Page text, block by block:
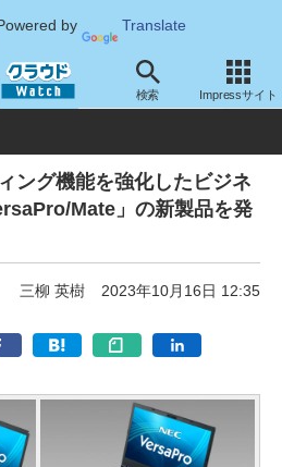
by Translate
検索 Impressサイト
ンフラ ハードウェア PC
ング機能を強化したビジネ
Mate」の新製品を発
三柳 英樹 2023年10月16日 12:35